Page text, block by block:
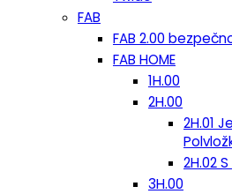
FAB
FAB 2.00
FAB HOME
1H.00
2H.00
2H.01
2H.02
3H.00